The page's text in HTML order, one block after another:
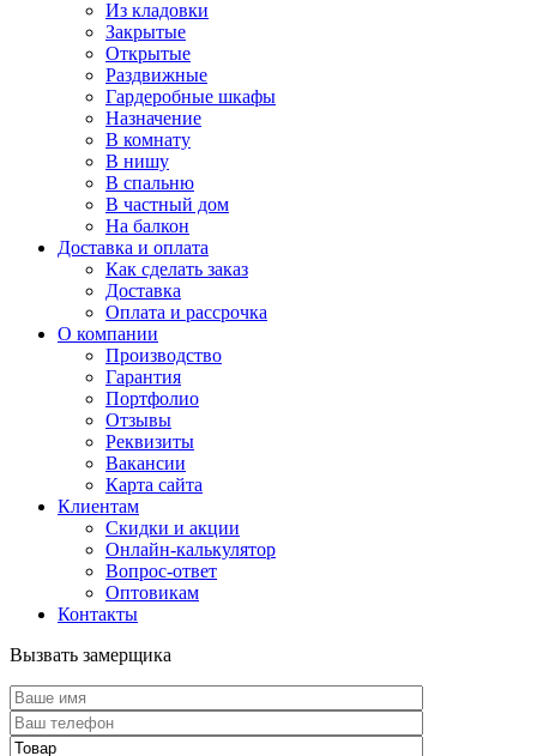
Из кладовки
Закрытые
Открытые
Раздвижные
Гардеробные шкафы
Назначение
В комнату
В нишу
В спальню
В частный дом
На балкон
Доставка и оплата
Как сделать заказ
Доставка
Оплата и рассрочка
О компании
Производство
Гарантия
Портфолио
Отзывы
Реквизиты
Вакансии
Карта сайта
Клиентам
Скидки и акции
Онлайн-калькулятор
Вопрос-ответ
Оптовикам
Контакты
Вызвать замерщика